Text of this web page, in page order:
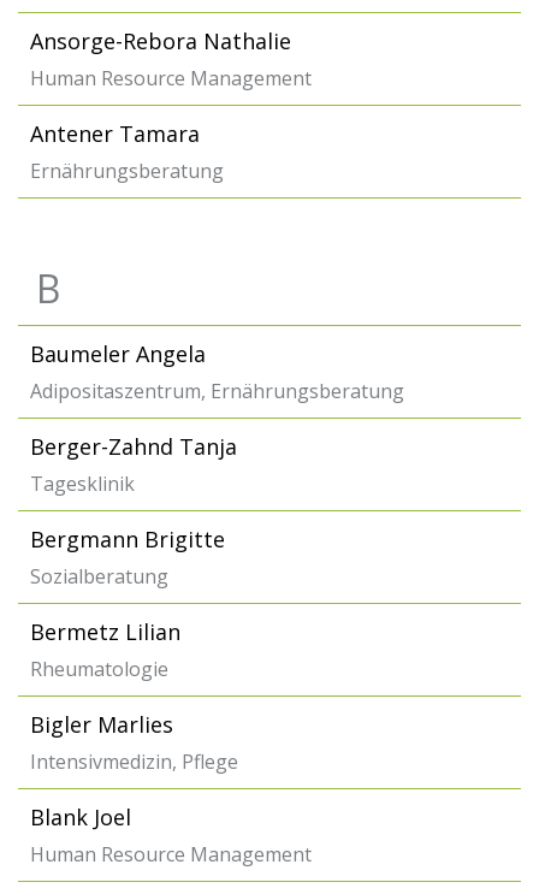
Ansorge-Rebora Nathalie
Human Resource Management
Antener Tamara
Ernährungsberatung
B
Baumeler Angela
Adipositaszentrum, Ernährungsberatung
Berger-Zahnd Tanja
Tagesklinik
Bergmann Brigitte
Sozialberatung
Bermetz Lilian
Rheumatologie
Bigler Marlies
Intensivmedizin, Pflege
Blank Joel
Human Resource Management